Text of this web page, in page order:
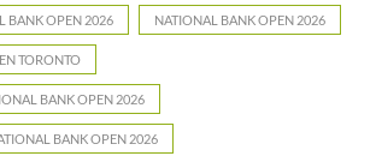
BANK OPEN 2026 NATIONAL BANK OPEN 2026
TORONTO
BANK OPEN 2026
BANK OPEN 2026